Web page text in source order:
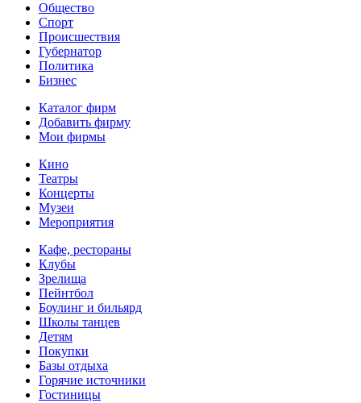
Общество
Спорт
Происшествия
Губернатор
Политика
Бизнес
Каталог фирм
Добавить фирму
Мои фирмы
Кино
Театры
Концерты
Музеи
Мероприятия
Кафе, рестораны
Клубы
Зрелища
Пейнтбол
Боулинг и бильярд
Школы танцев
Детям
Покупки
Базы отдыха
Горячие источники
Гостиницы